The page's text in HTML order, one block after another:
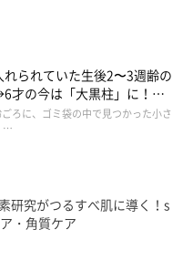
なります。飼い主さんはつく
れられていた生後2〜3週齢の
才の今は「大黒柱」に！
に成長した姿にグッとくる
ろに、ゴミ袋の中で見つかった小さ
…
研究がつるすべ肌に導く！s
・角質ケア